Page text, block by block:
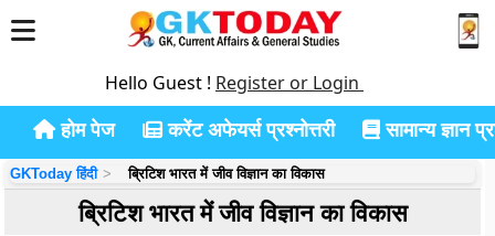
Hello Guest ! Register or Login
होम पेज करेंट अफेयर्स प्रश्नोत्तरी सामान्य ज्ञान
GKToday हिंदी ब्रिटिश भारत में जीव विज्ञान का विकास
ब्रिटिश भारत में जीव विज्ञान का विकास